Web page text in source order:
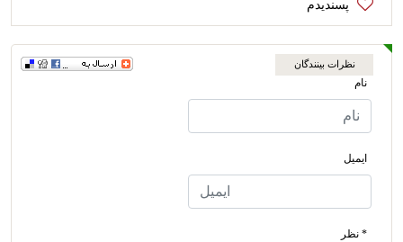
نظرات بینندگان
نام
ایمیل
* نظر